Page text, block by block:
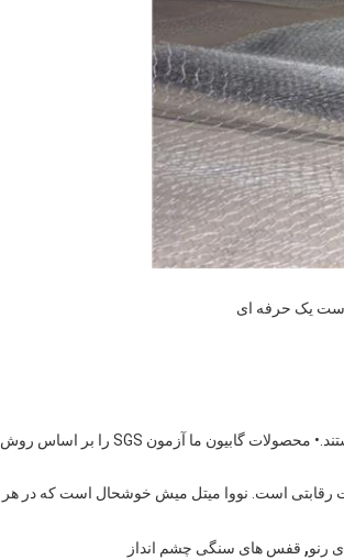
• بازارهای ما عمدتا در خاورمیانه، آسیا، اروپا و آمریکا قرار دارند و در حال گسترش هستند.• محصولات گابیون ما آزمون SGS را بر اساس روش
رقابتی است. نووا میتل میش خوشحال است که در هر
رنو, قفس های سنگی چشم انداز